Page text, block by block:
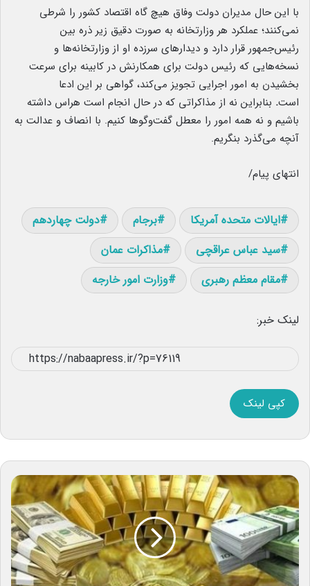
با این حال مدیران دولت وفاق هیچ گاه اقتصاد کشور را شرطی
نمی‌کنند؛ عملکرد هر وزارتخانه به صورت دقیق زیر ذره بین
رئیس‌جمهور قرار دارد و دیدارهای سرزده او از وزارتخانه‌ها و
نسخه‌هایی که رئیس دولت برای همکارنش در کابینه برای سرعت
بخشیدن به امور اجرایی تجویز می‌کند، گواهی بر این ادعا
است. بنابراین نه از مذاکراتی که در حال انجام است هراس داشته
باشیم و نه همه امور را معطل گفت‌وگوها کنیم. با انصاف و عدالت به
آنچه می‌گذرد بنگریم.
انتهای پیام/
ایالات متحده آمریکا برجام
دولت چهاردهم
سید عباس عراقچی
مذاکرات عمان
مقام معظم رهبری
وزارت امور خارجه
لینک خبر:
کپی لینک